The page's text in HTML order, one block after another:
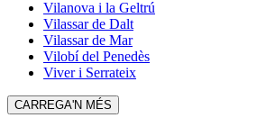
Vilanova i la Geltrú
Vilassar de Dalt
Vilassar de Mar
Vilobí del Penedès
Viver i Serrateix
CARREGA'N MÉS